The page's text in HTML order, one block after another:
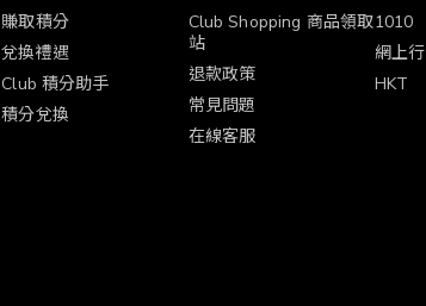
賺取積分
兌換禮遇
Club 積分助手
積分兌換
Club Shopping 商品領取
站
退款政策
常見問題
在線客服
1010
網上行
HKT